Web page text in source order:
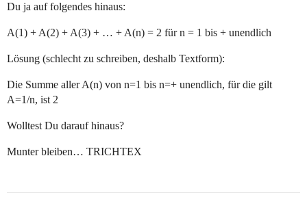
Du ja auf folgendes hinaus:
A(1) + A(2) + A(3) + … + A(n) = 2 für n = 1 bis + unendlich
Lösung (schlecht zu schreiben, deshalb Textform):
Die Summe aller A(n) von n=1 bis n=+ unendlich, für die gilt
A=1/n, ist 2
Wolltest Du darauf hinaus?
Munter bleiben… TRICHTEX